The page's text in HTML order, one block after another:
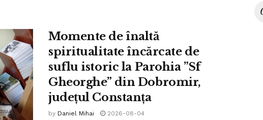
Momente de înaltă
spiritualitate încărcate de
suflu istoric la Parohia ”Sf
Gheorghe” din Dobromir,
județul Constanța
by Daniel Mihai 2026-08-04